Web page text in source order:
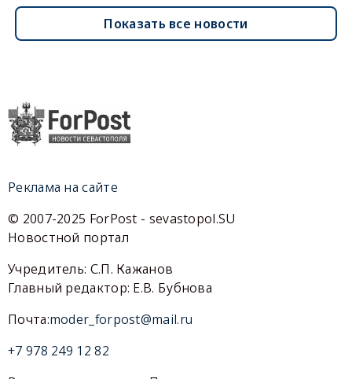
Показать все новости
Реклама на сайте
© 2007-2025 ForPost - sevastopol.SU
Новостной портал
Учредитель: С.П. Кажанов
Главный редактор: Е.В. Бубнова
Почта:moder_forpost@mail.ru
+7 978 249 12 82